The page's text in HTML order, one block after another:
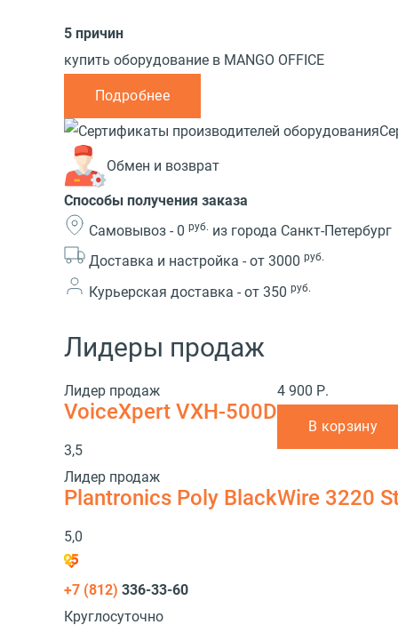
5 причин
купить оборудование в MANGO OFFICE
Подробнее
Обмен и возврат
Способы получения заказа
Самовывоз - 0 руб. из города Санкт-Петербург
Доставка и настройка - от 3000 руб.
Курьерская доставка - от 350 руб.
Лидеры продаж
Лидер продаж
VoiceXpert VXH-500D
3,5
4 900 Р.
В корзину
Лидер продаж
Plantronics Poly BlackWire 3220
5,0
+7 (812) 336-33-60
Круглосуточно